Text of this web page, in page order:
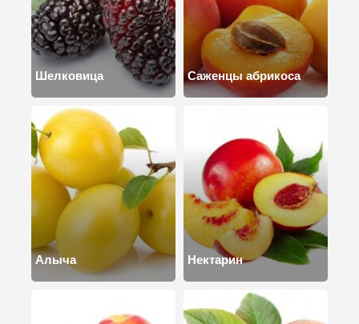
Шелковица Саженцы абрикоса
Алыча Нектарин